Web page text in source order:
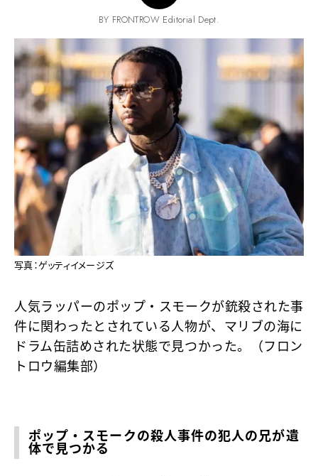
BY FRONTROW Editorial Dept.
写真：ゲッティイメージズ
人気ラッパーのポップ・スモークが銃殺された事
件に関わったとされている人物が、マリブの海に
ドラム缶詰めされた状態で見つかった。（フロン
トロウ編集部）
ポップ・スモークの殺人事件の犯人の兄が遺
体で見つかる